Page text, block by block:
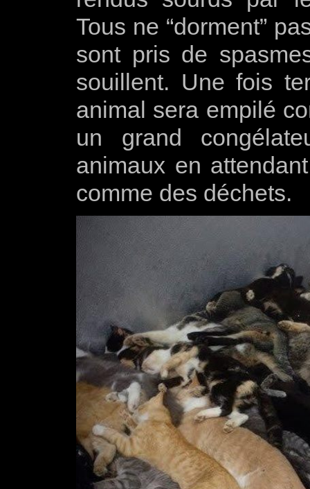
Tous ne “dorment”
sont pris de
souillent. Une fois
animal sera empilé
un grand
animaux en
comme des déchets.